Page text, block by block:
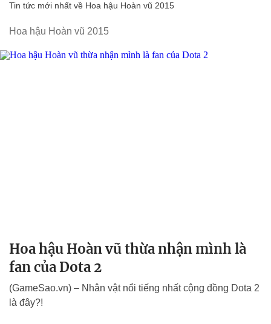
Tin tức mới nhất về Hoa hậu Hoàn vũ 2015
Hoa hậu Hoàn vũ 2015
Hoa hậu Hoàn vũ thừa nhận mình là
fan của Dota 2
(GameSao.vn) – Nhân vật nổi tiếng nhất cộng đồng Dota 2
là đây?!